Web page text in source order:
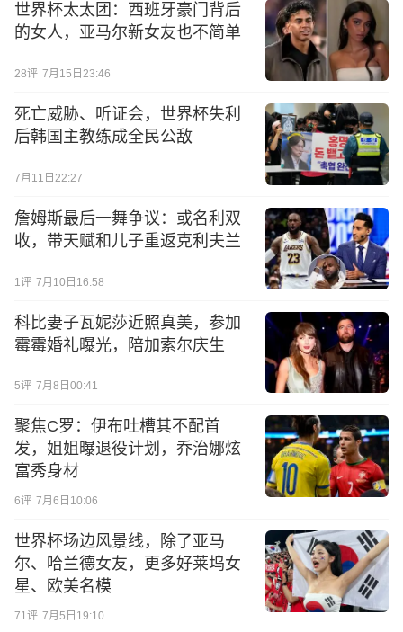
世界杯太太团：西班牙豪门背后
的女人，亚马尔新女友也不简单
28评 7月15日23:46
死亡威胁、听证会，世界杯失利
后韩国主教练成全民公敌
7月11日22:27
詹姆斯最后一舞争议：或名利双
收，带天赋和儿子重返克利夫兰
1 评 7月10日16:58
科比妻子瓦妮莎近照真美，参加
霉霉婚礼曝光，陪加索尔庆生
5评 7月8日00:41
聚焦C罗：伊布吐槽其不配首
发，姐姐曝退役计划，乔治娜炫
富秀身材
6评 7月6日10:06
世界杯场边风景线，除了亚马
尔、哈兰德女友，更多好莱坞女
星、欧美名模
71评 7月5日19:10